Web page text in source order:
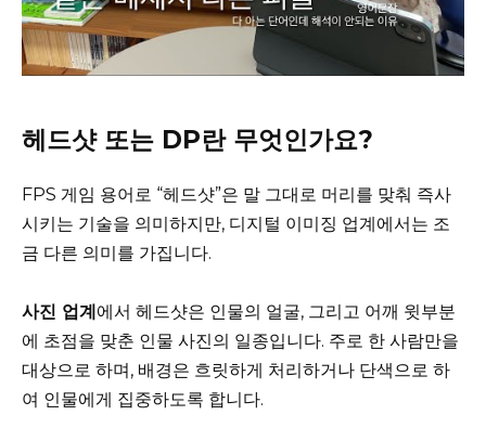
헤드샷 또는 DP란 무엇인가요?
FPS 게임 용어로 “헤드샷”은 말 그대로 머리를 맞춰 즉사
시키는 기술을 의미하지만, 디지털 이미징 업계에서는 조
금 다른 의미를 가집니다.
사진 업계에서 헤드샷은 인물의 얼굴, 그리고 어깨 윗부분
에 초점을 맞춘 인물 사진의 일종입니다. 주로 한 사람만을
대상으로 하며, 배경은 흐릿하게 처리하거나 단색으로 하
여 인물에게 집중하도록 합니다.